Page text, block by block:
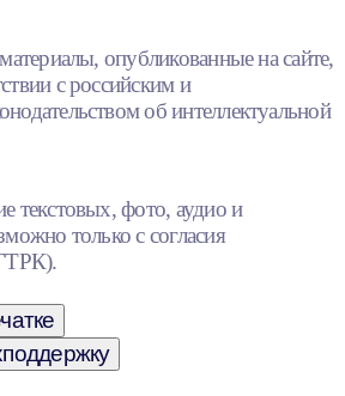
опубликованные на сайте,
с российским и
об интеллектуальной
текстовых, фото, аудио и
только с согласия